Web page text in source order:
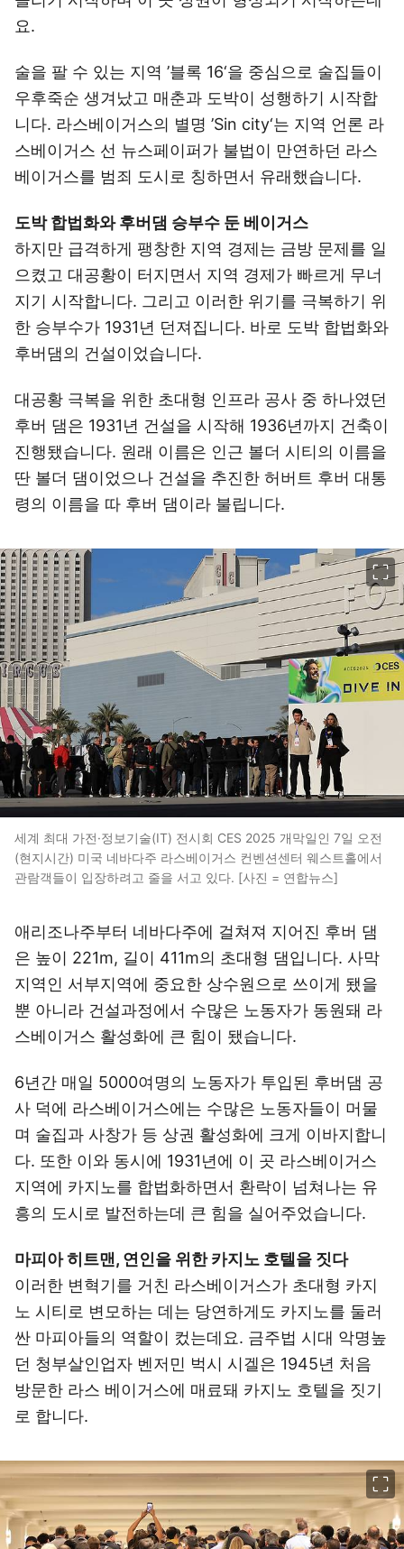
요.
술을 팔 수 있는 지역 ’블록 16‘을 중심으로 술집들이
우후죽순 생겨났고 매춘과 도박이 성행하기 시작합
니다. 라스베이거스의 별명 ’Sin city‘는 지역 언론 라
스베이거스 선 뉴스페이퍼가 불법이 만연하던 라스
베이거스를 범죄 도시로 칭하면서 유래했습니다.
도박 합법화와 후버댐 승부수 둔 베이거스
하지만 급격하게 팽창한 지역 경제는 금방 문제를 일
으켰고 대공황이 터지면서 지역 경제가 빠르게 무너
지기 시작합니다. 그리고 이러한 위기를 극복하기 위
한 승부수가 1931년 던져집니다. 바로 도박 합법화와
후버댐의 건설이었습니다.
대공황 극복을 위한 초대형 인프라 공사 중 하나였던
후버 댐은 1931년 건설을 시작해 1936년까지 건축이
진행됐습니다. 원래 이름은 인근 볼더 시티의 이름을
딴 볼더 댐이었으나 건설을 추진한 허버트 후버 대통
령의 이름을 따 후버 댐이라 불립니다.
세계 최대 가전·정보기술(IT) 전시회 CES 2025 개막일인 7일 오전
(현지시간) 미국 네바다주 라스베이거스 컨벤션센터 웨스트홀에서
관람객들이 입장하려고 줄을 서고 있다. [사진 = 연합뉴스]
애리조나주부터 네바다주에 걸쳐져 지어진 후버 댐
은 높이 221m, 길이 411m의 초대형 댐입니다. 사막
지역인 서부지역에 중요한 상수원으로 쓰이게 됐을
뿐 아니라 건설과정에서 수많은 노동자가 동원돼 라
스베이거스 활성화에 큰 힘이 됐습니다.
6년간 매일 5000여명의 노동자가 투입된 후버댐 공
사 덕에 라스베이거스에는 수많은 노동자들이 머물
며 술집과 사창가 등 상권 활성화에 크게 이바지합니
다. 또한 이와 동시에 1931년에 이 곳 라스베이거스
지역에 카지노를 합법화하면서 환락이 넘쳐나는 유
흥의 도시로 발전하는데 큰 힘을 실어주었습니다.
마피아 히트맨, 연인을 위한 카지노 호텔을 짓다
이러한 변혁기를 거친 라스베이거스가 초대형 카지
노 시티로 변모하는 데는 당연하게도 카지노를 둘러
싼 마피아들의 역할이 컸는데요. 금주법 시대 악명높
던 청부살인업자 벤저민 벅시 시겔은 1945년 처음
방문한 라스 베이거스에 매료돼 카지노 호텔을 짓기
로 합니다.